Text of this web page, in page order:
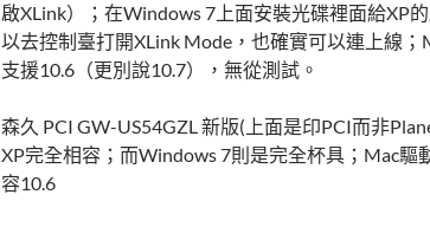
啟XLink）；在Windows 7上面安裝光碟裡面給XP
以去控制臺打開XLink Mode，也確實可以連上線；
支援10.6（更別說10.7），無從測試。
森久 PCI GW-US54GZL 新版(上面是印PCI而非
XP完全相容；而Windows 7則是完全杯具；Mac驅
容10.6